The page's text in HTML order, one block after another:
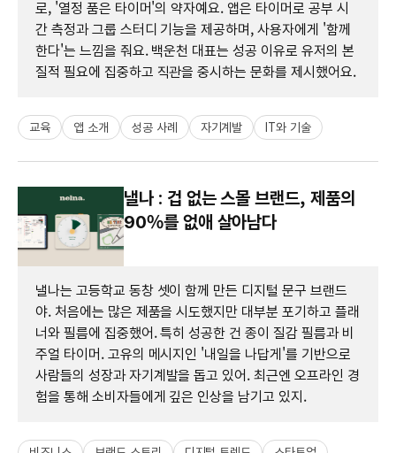
로, '열정 품은 타이머'의 약자예요. 앱은 타이머로 공부 시
간 측정과 그룹 스터디 기능을 제공하며, 사용자에게 '함께
한다'는 느낌을 줘요. 백운천 대표는 성공 이유로 유저의 본
질적 필요에 집중하고 직관을 중시하는 문화를 제시했어요.
교육 앱 소개 성공 사례 자기계발 IT와 기술
낼나 : 겁 없는 스몰 브랜드, 제품의
90%를 없애 살아남다
낼나는 고등학교 동창 셋이 함께 만든 디지털 문구 브랜드
야. 처음에는 많은 제품을 시도했지만 대부분 포기하고 플래
너와 필름에 집중했어. 특히 성공한 건 종이 질감 필름과 비
주얼 타이머. 고유의 메시지인 '내일을 나답게'를 기반으로
사람들의 성장과 자기계발을 돕고 있어. 최근엔 오프라인 경
험을 통해 소비자들에게 깊은 인상을 남기고 있지.